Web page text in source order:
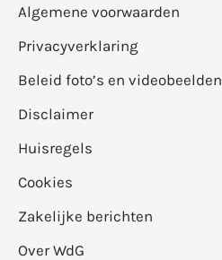
Algemene voorwaarden
Privacyverklaring
Beleid foto’s en videobeelden
Disclaimer
Huisregels
Cookies
Zakelijke berichten
Over WdG